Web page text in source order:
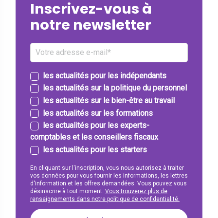
Inscrivez-vous à
notre newsletter
les actualités pour les indépendants
les actualités sur la politique du personnel
les actualités sur le bien-être au travail
les actualités sur les formations
les actualités pour les experts-
comptables et les conseillers fiscaux
les actualités pour les starters
En cliquant sur l'inscription, vous nous autorisez à traiter
vos données pour vous fournir les informations, les lettres
d'information et les offres demandées. Vous pouvez vous
désinscrire à tout moment. Vous trouverez plus de
renseignements dans notre politique de confidentialité.